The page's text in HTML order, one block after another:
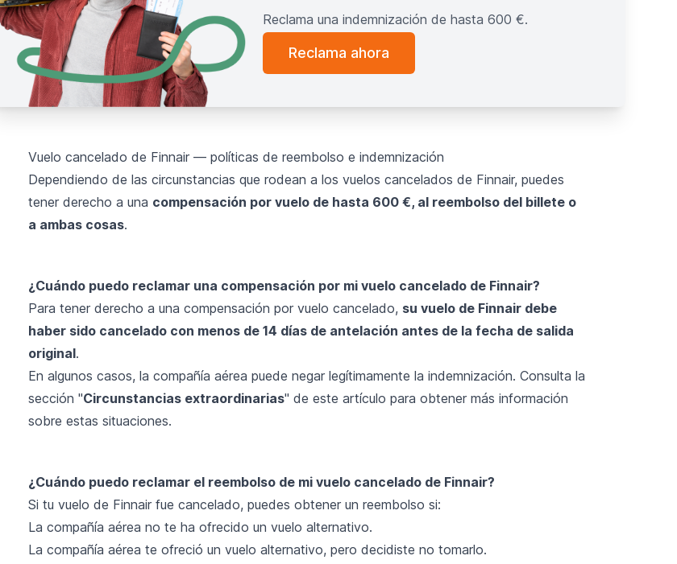
Reclama una indemnización de hasta 600 €.
Reclama ahora
Vuelo cancelado de Finnair — políticas de reembolso e indemnización
Dependiendo de las circunstancias que rodean a los vuelos cancelados de Finnair, puedes
tener derecho a una compensación por vuelo de hasta 600 €, al reembolso del billete o
a ambas cosas.
¿Cuándo puedo reclamar una compensación por mi vuelo cancelado de Finnair?
Para tener derecho a una compensación por vuelo cancelado, su vuelo de Finnair debe
haber sido cancelado con menos de 14 días de antelación antes de la fecha de salida
original.
En algunos casos, la compañía aérea puede negar legítimamente la indemnización. Consulta la
sección "Circunstancias extraordinarias" de este artículo para obtener más información
sobre estas situaciones.
¿Cuándo puedo reclamar el reembolso de mi vuelo cancelado de Finnair?
Si tu vuelo de Finnair fue cancelado, puedes obtener un reembolso si:
La compañía aérea no te ha ofrecido un vuelo alternativo.
La compañía aérea te ofreció un vuelo alternativo, pero decidiste no tomarlo.